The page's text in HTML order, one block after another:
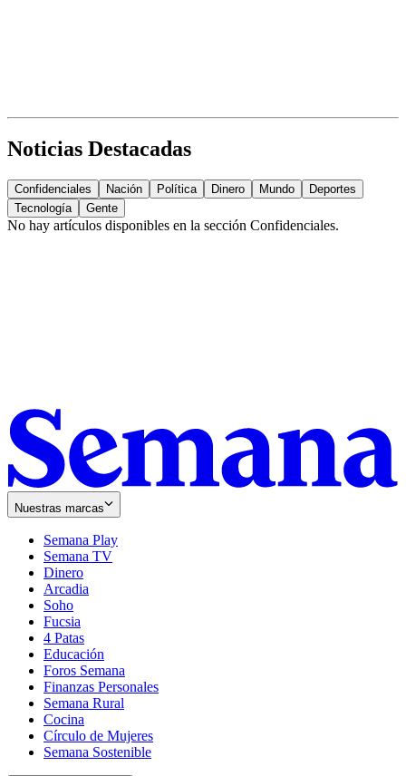
Noticias Destacadas
Confidenciales Nación Política Dinero Mundo
Deportes
Tecnología
Gente
No hay artículos disponibles en la sección Confidenciales.
Nuestras marcas
Semana Play
Semana TV
Dinero
Arcadia
Soho
in
new
window
Fucsia
in
new
window
4 Patas
Educación
Foros Semana
Finanzas Personales
Semana Rural
Cocina
Círculo de Mujeres
Semana Sostenible